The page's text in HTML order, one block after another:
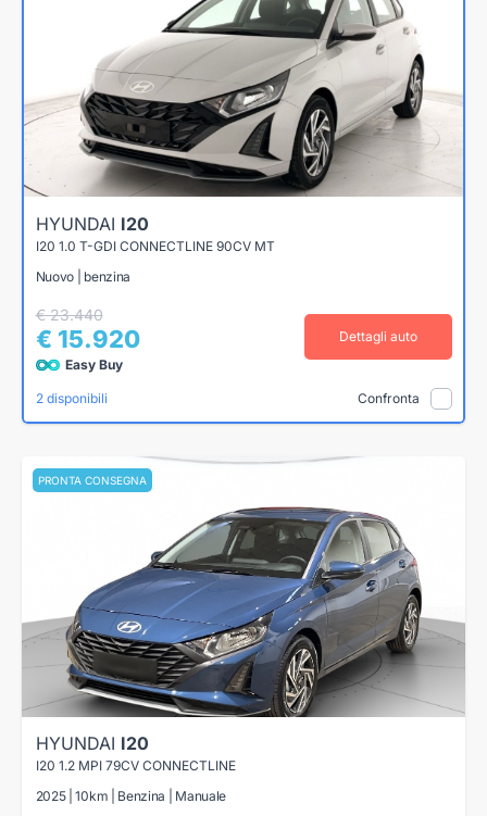
HYUNDAI I20
I20 1.0 T-GDI CONNECTLINE 90CV MT
Nuovo | benzina
€ 23.440
€ 15.920
Easy Buy
Dettagli auto
2 disponibili Confronta
PRONTA CONSEGNA
HYUNDAI I20
I20 1.2 MPI 79CV CONNECTLINE
2025 | 10km | Benzina | Manuale